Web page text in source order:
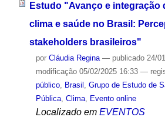
Estudo "Avanço e integração
clima e saúde no Brasil:
stakeholders brasileiros"
por Cláudia Regina — publicado24/
modificação05/02/2025 16:33 —
público, Brasil , Grupo de Estudo de
Pública, Clima, Evento online
Localizado em EVENTOS